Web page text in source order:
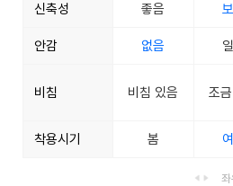
신축성 좋음
안감 없음
비침 비침 있음 조
착용시기 봄